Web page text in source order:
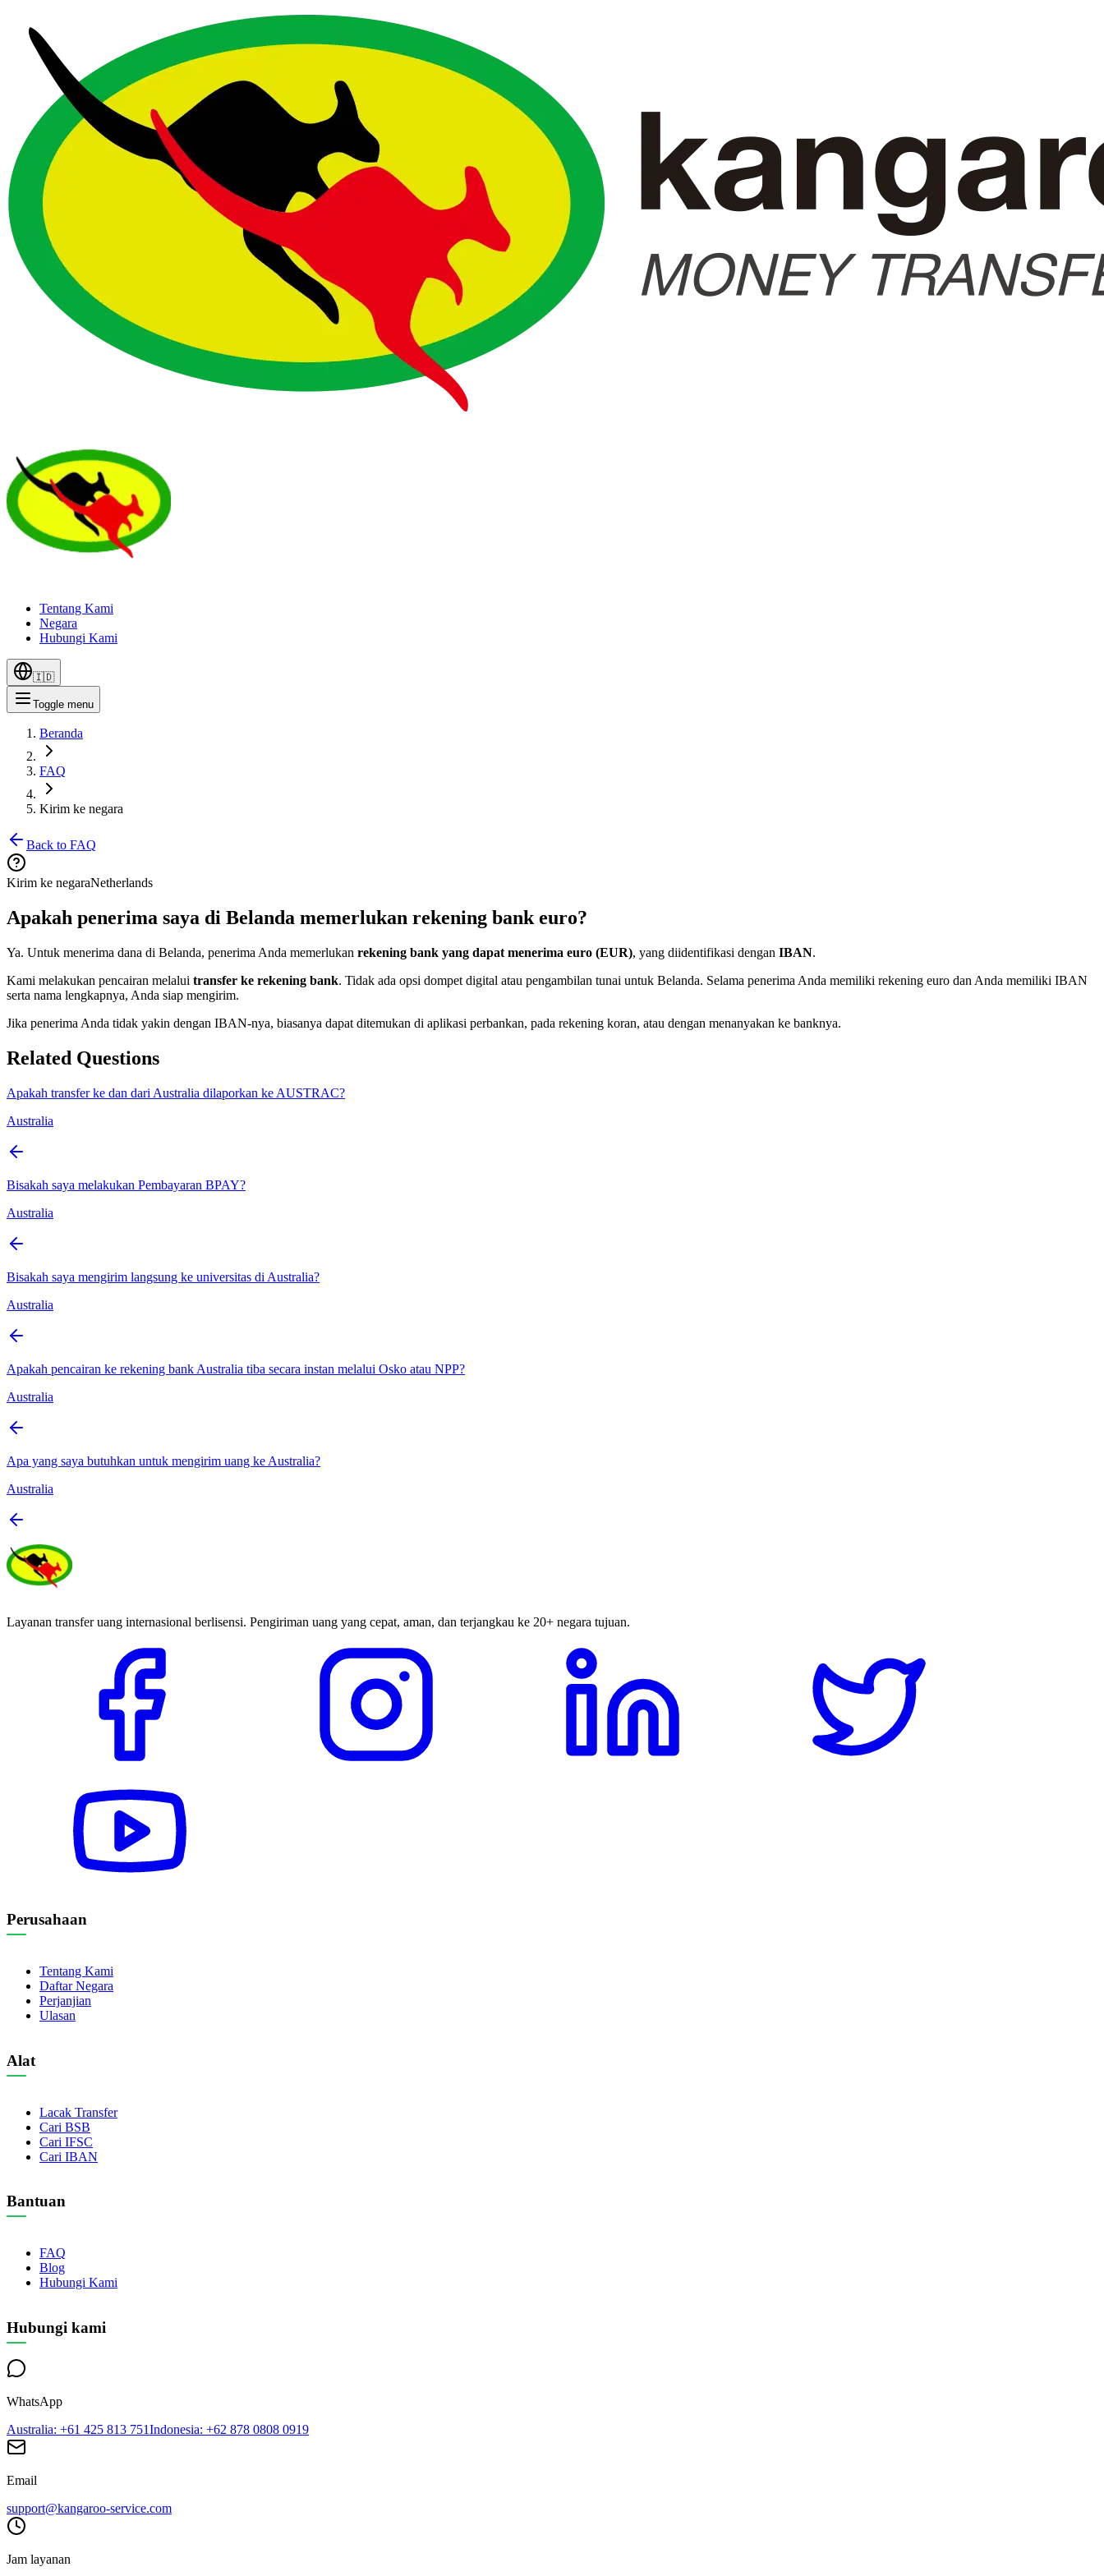
Tentang Kami
Negara
Hubungi Kami
🇮🇩
Toggle menu
Beranda
FAQ
Kirim ke negara
Back to FAQ
Kirim ke negaraNetherlands
Apakah penerima saya di Belanda memerlukan rekening bank euro?
Ya. Untuk menerima dana di Belanda, penerima Anda memerlukan rekening bank yang dapat menerima euro (EUR), yang diidentifikasi dengan IBAN.
Kami melakukan pencairan melalui transfer ke rekening bank. Tidak ada opsi dompet digital atau pengambilan tunai untuk Belanda. Selama penerima Anda memiliki rekening euro dan Anda memiliki IBAN
serta nama lengkapnya, Anda siap mengirim.
Jika penerima Anda tidak yakin dengan IBAN-nya, biasanya dapat ditemukan di aplikasi perbankan, pada rekening koran, atau dengan menanyakan ke banknya.
Related Questions
Apakah transfer ke dan dari Australia dilaporkan ke AUSTRAC?
Australia
Bisakah saya melakukan Pembayaran BPAY?
Australia
Bisakah saya mengirim langsung ke universitas di Australia?
Australia
Apakah pencairan ke rekening bank Australia tiba secara instan melalui Osko atau NPP?
Australia
Apa yang saya butuhkan untuk mengirim uang ke Australia?
Australia
Layanan transfer uang internasional berlisensi. Pengiriman uang yang cepat, aman, dan terjangkau ke 20+ negara tujuan.
Perusahaan
Tentang Kami
Daftar Negara
Perjanjian
Ulasan
Alat
Lacak Transfer
Cari BSB
Cari IFSC
Cari IBAN
Bantuan
FAQ
Blog
Hubungi Kami
Hubungi kami
WhatsApp
Australia: +61 425 813 751Indonesia: +62 878 0808 0919
Email
support@kangaroo-service.com
Jam layanan